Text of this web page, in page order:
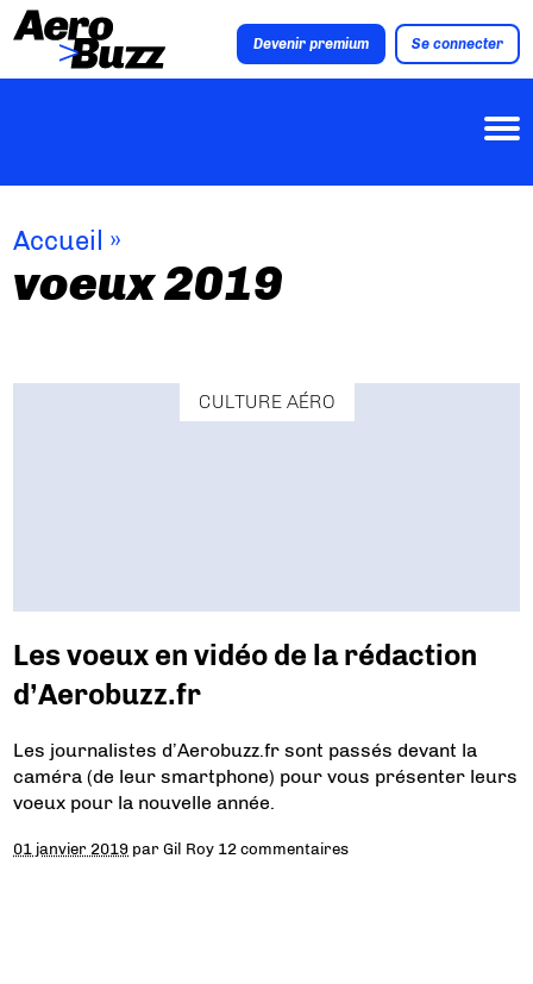
Devenir premium Se connecter
Accueil »
voeux 2019
CULTURE AÉRO
Les voeux en vidéo de la rédaction
d’Aerobuzz.fr
Les journalistes d’Aerobuzz.fr sont passés devant la
caméra (de leur smartphone) pour vous présenter leurs
voeux pour la nouvelle année.
01 janvier 2019 parGil Roy 12 commentaires